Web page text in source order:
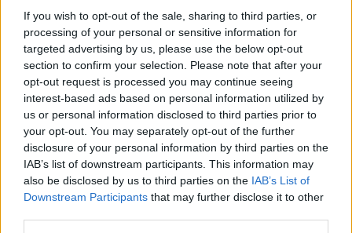
If you wish to opt-out of the sale, sharing to third parties, or
processing of your personal or sensitive information for
targeted advertising by us, please use the below opt-out
section to confirm your selection. Please note that after your
opt-out request is processed you may continue seeing
interest-based ads based on personal information utilized by
us or personal information disclosed to third parties prior to
your opt-out. You may separately opt-out of the further
disclosure of your personal information by third parties on the
IAB’s list of downstream participants. This information may
also be disclosed by us to third parties on the IAB’s List of
Downstream Participants that may further disclose it to other
Επίσης, λόγω της αυξημένης προσέλευσης θεατών που
αναμένουμε, θα θέλαμε να ενημερώσουμε όσους θέλουν
να παρακολουθήσουν την αναμέτρηση και είναι κάτοχοι
καρτών διαρκείας καθώς και κάτοχοι ελευθέρας εισόδου
(προπονητές, διαιτητές) να τις έχουν μαζί τους και να
τις επιδεικνύουν στην είσοδο.
Φωτό: www.athlitiko.gr
TAGS